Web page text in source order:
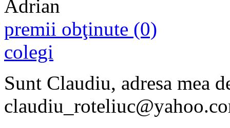
premii obţinute (0)
colegi
Sunt Claudiu, adresa mea